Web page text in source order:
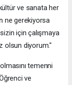
ve sanata her
ne gerekiyorsa
için çalışmaya
olsun diyorum."
temenni
ve